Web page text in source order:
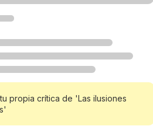
propia crítica de 'Las ilusiones